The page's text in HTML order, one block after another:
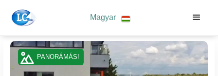
Magyar
PANORÁMÁS!